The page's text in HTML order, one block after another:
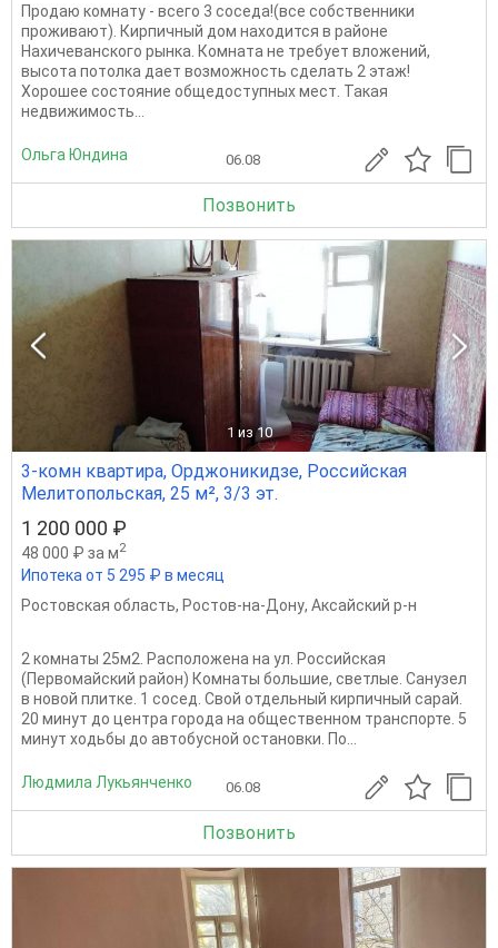
Продаю комнату - всего 3 соседа!(все собственники
проживают). Кирпичный дом находится в районе
Нахичеванского рынка. Комната не требует вложений,
высота потолка дает возможность сделать 2 этаж!
Хорошее состояние общедоступных мест. Такая
недвижимость...
Ольга Юндина 06.08
Позвонить
1 из 10
3-комн квартира, Орджоникидзе, Российская
Мелитопольская, 25 м², 3/3 эт.
1 200 000 ₽
48 000 ₽ за м2
Ипотека от 5 295 ₽ в месяц
Ростовская область, Ростов-на-Дону, Аксайский р-н
2 комнаты 25м2. Расположена на ул. Российская
(Первомайский район) Комнаты большие, светлые. Санузел
в новой плитке. 1 сосед. Свой отдельный кирпичный сарай.
20 минут до центра города на общественном транспорте. 5
минут ходьбы до автобусной остановки. По...
Людмила Лукьянченко 06.08
Позвонить